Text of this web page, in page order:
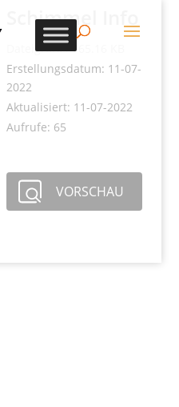
Schimmel Info
Dateigröße: 765.16 KB
Erstellungsdatum: 11-07-
2022
Aktualisiert: 11-07-2022
Aufrufe: 65
VORSCHAU